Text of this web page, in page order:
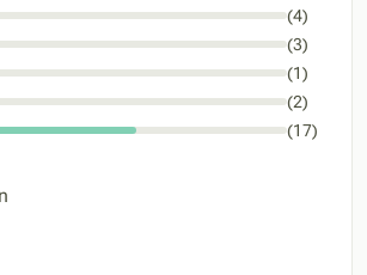
(4)
(3)
(1)
(2)
(17)